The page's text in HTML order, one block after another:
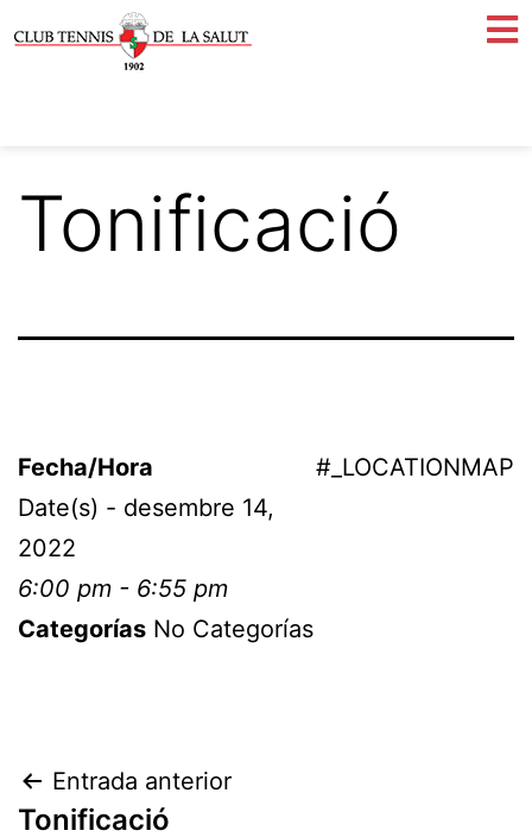
Tonificació
#_LOCATIONMAP
Fecha/Hora
Date(s) - desembre 14,
2022
6:00 pm - 6:55 pm
Categorías No Categorías
Entrada anterior
Tonificació